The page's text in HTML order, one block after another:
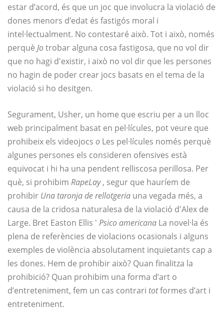
estar d’acord, és que un joc que involucra la violació de
dones menors d’edat és fastigós moral i
intel·lectualment. No contestaré això. Tot i això, només
perquè Jotrobar alguna cosa fastigosa, que no vol dir
que no hagi d'existir, i això no vol dir que les persones
no hagin de poder crear jocs basats en el tema de la
violació si ho desitgen.
Segurament, Usher, un home que escriu per a un lloc
web principalment basat en pel·lícules, pot veure que
prohibeix els videojocs o Les pel·lícules només perquè
algunes persones els consideren ofensives està
equivocat i hi ha una pendent relliscosa perillosa. Per
què, si prohibim RapeLay, segur que hauríem de
prohibir Una taronja de rellotgeria una vegada més, a
causa de la cridosa naturalesa de la violació d'Alex de
Large. Bret Easton Ellis ' Psico americana La novel·la és
plena de referències de violacions ocasionals i alguns
exemples de violència absolutament inquietants cap a
les dones. Hem de prohibir això? Quan finalitza la
prohibició? Quan prohibim una forma d’art o
d’entreteniment, fem un cas contrari totformes d’art i
entreteniment.